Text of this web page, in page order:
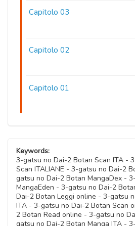
Capitolo 03
Capitolo 02
Capitolo 01
Keywords:
3-gatsu no Dai-2 Botan Scan ITA -
Scan ITALIANE - 3-gatsu no Dai-2
gatsu no Dai-2 Botan MangaDex -
MangaEden - 3-gatsu no Dai-2
Dai-2 Botan Leggi online - 3-gatsu
ITA - 3-gatsu no Dai-2 Botan Scan
2 Botan Read online - 3-gatsu no
gatsu no Dai-2 Botan Manga ITA -